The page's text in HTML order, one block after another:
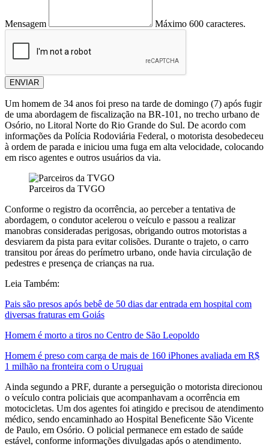
Mensagem Máximo 600 caracteres.
ENVIAR
Um homem de 34 anos foi preso na tarde de domingo (7) após fugir
de uma abordagem de fiscalização na BR-101, no trecho urbano de
Osório, no Litoral Norte do Rio Grande do Sul. De acordo com
informações da Polícia Rodoviária Federal, o motorista desobedeceu
à ordem de parada e iniciou uma fuga em alta velocidade, colocando
em risco agentes e outros usuários da via.
Parceiros da TVGO
Conforme o registro da ocorrência, ao perceber a tentativa de
abordagem, o condutor acelerou o veículo e passou a realizar
manobras consideradas perigosas, obrigando outros motoristas a
desviarem da pista para evitar colisões. Durante o trajeto, o carro
transitou por áreas do perímetro urbano, onde havia circulação de
pedestres e presença de crianças na rua.
Leia Também:
Pais são presos após bebê de 50 dias dar entrada em hospital com
diversas fraturas em Goiás
Homem é morto a tiros no Centro de São Leopoldo
Homem é preso com carga de mais de 160 iPhones avaliada em R$
1 milhão na fronteira com o Uruguai
Ainda segundo a PRF, durante a perseguição o motorista direcionou
o veículo contra policiais que acompanhavam a ocorrência em
motocicletas. Um dos agentes foi atingido e precisou de atendimento
médico, sendo encaminhado ao Hospital Beneficente São Vicente
de Paulo, em Osório. O policial permanece em estado de saúde
estável, conforme informações divulgadas após o atendimento.